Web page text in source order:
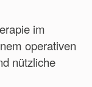
im
operativen
nützliche